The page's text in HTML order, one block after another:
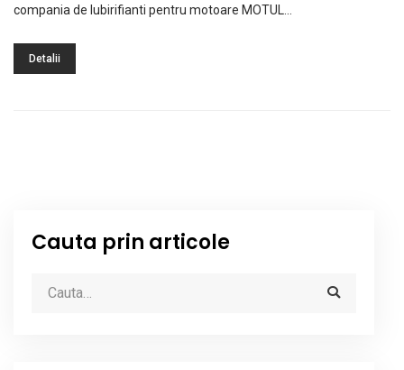
compania de lubirifianti pentru motoare MOTUL…
Detalii
Cauta prin articole